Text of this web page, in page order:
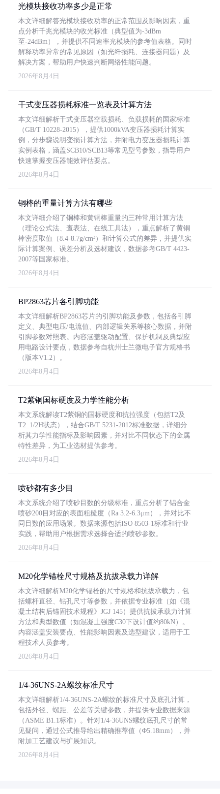
光模块接收功率多少是正常
本文详细解答光模块接收功率的正常范围及影响因素，重
点分析千兆光模块的收光标准（典型值为-3dBm
至-24dBm），并提供不同速率光模块的参考值表格。同时
解释功率异常的常见原因（如光纤损耗、连接器问题）及
解决方案，帮助用户快速判断网络性能问题。
2026年8月4日
干式变压器损耗标准一览表及计算方法
本文详细解析干式变压器空载损耗、负载损耗的国家标准
（GB/T 10228-2015），提供1000kVA变压器损耗计算实
例，分步骤说明变损计算方法，并附电力变压器损耗计算
实例表格，涵盖SCB10/SCB13等常见型号参数，指导用户
快速掌握变压器能效评估要点。
2026年8月4日
铜棒的重量计算方法有哪些
本文详细介绍了铜棒和黄铜棒重量的三种常用计算方法
（理论公式法、查表法、在线工具法），重点解析了黄铜
棒密度取值（8.4-8.7g/cm³）和计算公式的差异，并提供实
际计算案例、误差分析及选材建议，数据参考GB/T 4423-
2007等国家标准。
2026年8月4日
BP2863芯片各引脚功能
本文详细解析BP2863芯片的引脚功能及参数，包括各引脚
定义、典型电压/电流值、内部逻辑关系等核心数据，并附
引脚参数对照表。内容涵盖驱动配置、保护机制及典型应
用电路设计要点，数据参考自杭州士兰微电子官方规格书
（版本V1.2）。
2026年8月4日
T2紫铜国标硬度及力学性能分析
本文系统解读T2紫铜的国标硬度和抗拉强度（包括T2及
T2_1/2H状态），结合GB/T 5231-2012标准数据，详细分
析其力学性能指标及影响因素，并对比不同状态下的金属
特性差异，为工业选材提供参考。
2026年8月4日
喷砂都有多少目
本文系统介绍了喷砂目数的分级标准，重点分析了铝合金
喷砂200目对应的表面粗糙度（Ra 3.2-6.3μm），并对比不
同目数的应用场景。数据来源包括ISO 8503-1标准和行业
实践，帮助用户根据需求选择合适的喷砂参数。
2026年8月4日
M20化学锚栓尺寸规格及抗拔承载力详解
本文详细解析M20化学锚栓的尺寸规格和抗拔承载力，包
括螺杆直径、钻孔尺寸等参数，并依据专业标准（如《混
凝土结构后锚固技术规程》JGJ 145）提供抗拔承载力计算
方法和典型数值（如混凝土强度C30下设计值约80kN）。
内容涵盖安装要点、性能影响因素及选型建议，适用于工
程技术人员参考。
2026年8月4日
1/4-36UNS-2A螺纹标准尺寸
本文详细解析1/4-36UNS-2A螺纹的标准尺寸及底孔计算，
包括外径、螺距、公差等关键参数，并提供专业数据来源
（ASME B1.1标准）。针对1/4-36UNS螺纹底孔尺寸的常
见疑问，通过公式推导给出精确推荐值（Φ5.18mm），并
附加工艺建议与扩展知识。
2026年8月4日